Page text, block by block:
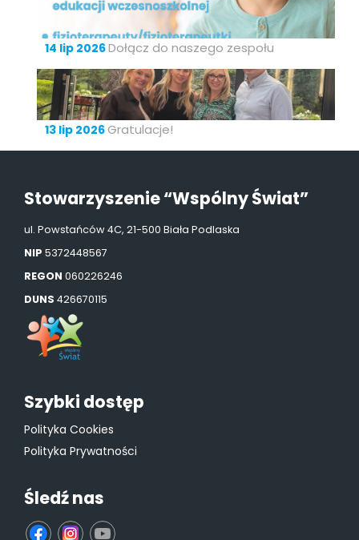
14 lip 2026Dołącz do naszego zespołu
13 lip 2026 Gratulacje!
Stowarzyszenie “Wspólny Świat”
ul. Powstańców 4C, 21-500 Biała Podlaska
NIP 5372448567
REGON 060226246
DUNS 426670115
Szybki dostęp
Polityka Cookies
Polityka Prywatności
Śledź nas
fb ins yt